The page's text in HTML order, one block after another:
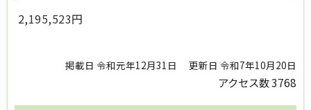
2,195,523円
掲載日 令和元年12月31日 更新日 令和7年10月20日
アクセス数3768